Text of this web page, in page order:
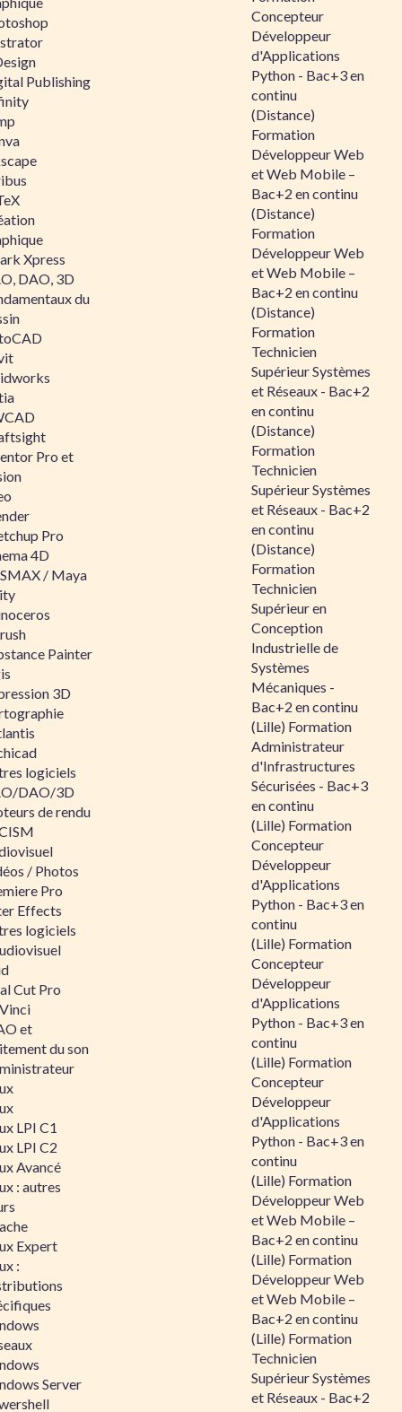
Publishing
Xpress
DAO, 3D
du
Pro et
Pro
4D
/ Maya
Painter
3D
logiciels
DAO/3D
de rendu
/ Photos
Pro
Effects
logiciels
Cut Pro
et
du son
LPI C1
LPI C2
Avancé
: autres
Expert
:
Server
Concepteur
Développeur
d'Applications
Python - Bac+3 en
continu
(Distance)
Formation
Développeur Web
et Web Mobile –
Bac+2 en continu
(Distance)
Formation
Développeur Web
et Web Mobile –
Bac+2 en continu
(Distance)
Formation
Technicien
Supérieur Systèmes
et Réseaux - Bac+2
en continu
(Distance)
Formation
Technicien
Supérieur Systèmes
et Réseaux - Bac+2
en continu
(Distance)
Formation
Technicien
Supérieur en
Conception
Industrielle de
Systèmes
Mécaniques -
Bac+2 en continu
(Lille) Formation
Administrateur
d'Infrastructures
Sécurisées - Bac+3
en continu
(Lille) Formation
Concepteur
Développeur
d'Applications
Python - Bac+3 en
continu
(Lille) Formation
Concepteur
Développeur
d'Applications
Python - Bac+3 en
continu
(Lille) Formation
Concepteur
Développeur
d'Applications
Python - Bac+3 en
continu
(Lille) Formation
Développeur Web
et Web Mobile –
Bac+2 en continu
(Lille) Formation
Développeur Web
et Web Mobile –
Bac+2 en continu
(Lille) Formation
Technicien
Supérieur Systèmes
et Réseaux - Bac+2